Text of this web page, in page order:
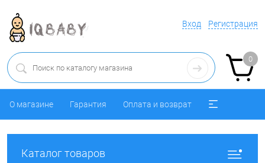
Вход Регистрация
0
О магазине Гарантия Оплата и возврат
Каталог товаров